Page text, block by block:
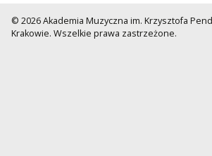
© 2026 Akademia Muzyczna im. Krzysztofa
Krakowie. Wszelkie prawa zastrzeżone.